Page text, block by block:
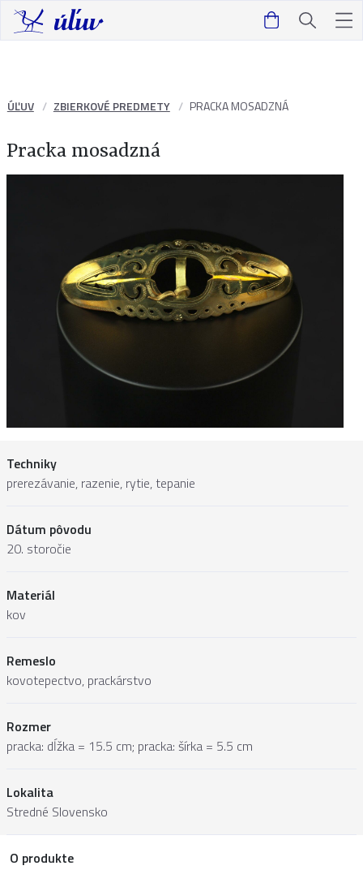
ÚĽUV ZBIERKOVÉ PREDMETY PRACKA MOSADZNÁ
Pracka mosadzná
Techniky
prerezávanie, razenie, rytie, tepanie
Dátum pôvodu
20. storočie
Materiál
kov
Remeslo
kovotepectvo, prackárstvo
Rozmer
pracka: dĺžka = 15.5 cm; pracka: šírka = 5.5 cm
Lokalita
Stredné Slovensko
O produkte